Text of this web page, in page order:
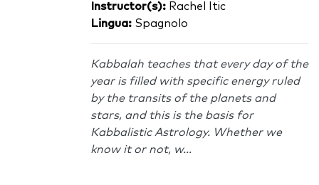
Instructor(s): Rachel Itic
Lingua: Spagnolo
Kabbalah teaches that every day of the
year is filled with specific energy ruled
by the transits of the planets and
stars, and this is the basis for
Kabbalistic Astrology. Whether we
know it or not, w...